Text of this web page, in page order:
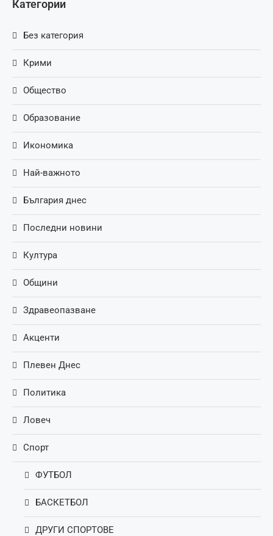
Категории
Без категория
Крими
Общество
Образование
Икономика
Най-важното
България днес
Последни новини
Култура
Общини
Здравеопазване
Акценти
Плевен Днес
Политика
Ловеч
Спорт
ФУТБОЛ
БАСКЕТБОЛ
ДРУГИ СПОРТОВЕ